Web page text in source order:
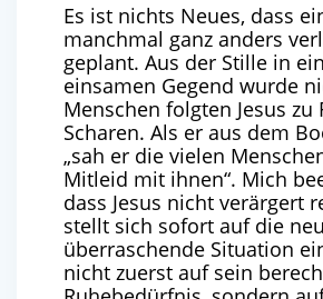
Es ist nichts Neues, dass
manchmal ganz anders
geplant. Aus der Stille in
einsamen Gegend wurde
Menschen folgten Jesus zu
Scharen. Als er aus dem
„sah er die vielen
Mitleid mit ihnen“. Mich
dass Jesus nicht verärgert
stellt sich sofort auf die
überraschende Situation
nicht zuerst auf sein